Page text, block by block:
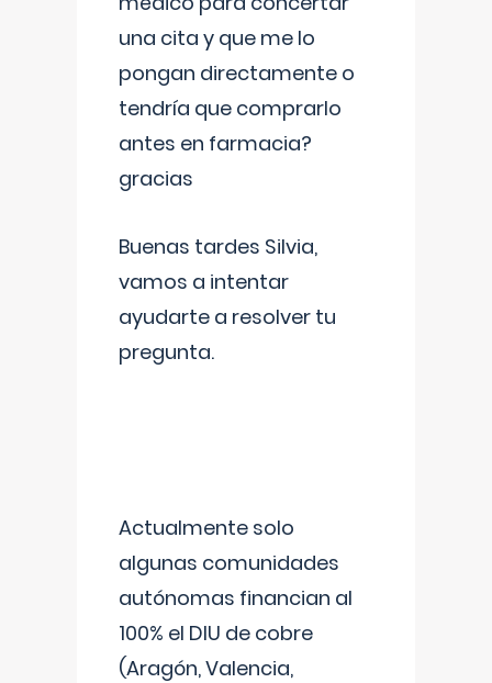
una cita y que me lo
pongan directamente o
tendría que comprarlo
antes en farmacia?
gracias
Buenas tardes Silvia,
vamos a intentar
ayudarte a resolver tu
pregunta.
Actualmente solo
algunas comunidades
autónomas financian al
100% el DIU de cobre
(Aragón, Valencia,